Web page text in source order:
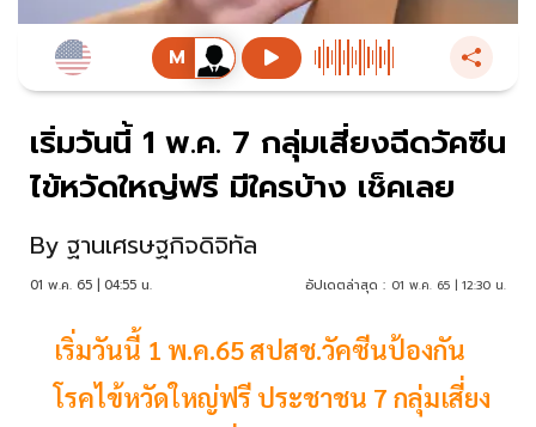
เริ่มวันนี้ 1 พ.ค. 7 กลุ่มเสี่ยงฉีดวัคซีน
ไข้หวัดใหญ่ฟรี มีใครบ้าง เช็คเลย
By ฐานเศรษฐกิจดิจิทัล
01 พ.ค. 65 | 04:55 น. อัปเดตล่าสุด : 01 พ.ค. 65 | 12:30 น.
เริ่มวันนี้ 1 พ.ค.65 สปสช.วัคซีนป้องกัน
โรคไข้หวัดใหญ่ฟรี ประชาชน 7 กลุ่มเสี่ยง